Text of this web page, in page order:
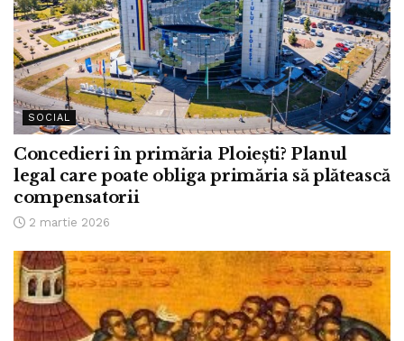
SOCIAL
Concedieri în primăria Ploiești? Planul
legal care poate obliga primăria să plătească
compensatorii
2 martie 2026